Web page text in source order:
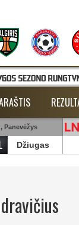
Panevėžys
Džiugas